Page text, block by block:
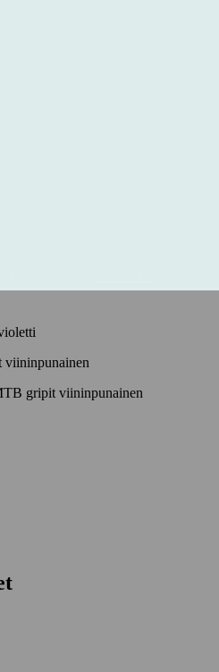
gripit juniper
kädensijat 135/90mm musta
Evo gripit musta
gripit tummanvihreä
MTB kädensijat musta
gripit viininpunainen